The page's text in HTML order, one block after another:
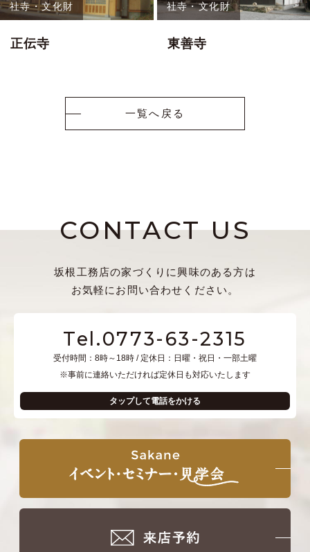
社寺・文化財
正伝寺
社寺・文化財
東善寺
一覧へ戻る
CONTACT US
坂根工務店の家づくりに興味のある方は
お気軽にお問い合わせください。
Tel.0773-63-2315
受付時間：8時～18時 / 定休日：日曜・祝日・一部土曜
※事前に連絡いただければ定休日も対応いたします
タップして電話をかける